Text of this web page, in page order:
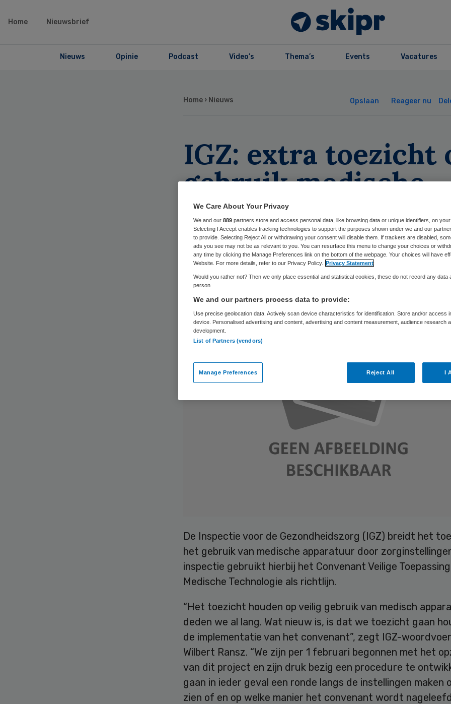
Home Nieuwsbrief
Nieuws Opinie Podcast Video’s Thema’s Events Vacatures
Home › Nieuws Opslaan Reageer nu
IGZ: extra toezicht
gebruik medische
apparatuur
Ingrid Grutters 15 februari 2013 ,14:17 57 keer gelezen
De Inspectie voor de Gezondheidszorg (IGZ) breidt het
het gebruik van medische apparatuur door
inspectie gebruikt hierbij het Convenant Veilige Toepassing
Medische Technologie als richtlijn.
“Het toezicht houden op veilig gebruik van medisch
deden we al lang. Wat nieuw is, is dat we toezicht gaan
de implementatie van het convenant”, zegt IGZ-
Wilbert Ransz. “We zijn per 1 februari begonnen met het
van dit project en zijn druk bezig een procedure te
gaan in ieder geval een ronde langs de instellingen maken
zien of en op welke manier het convenant wordt
We Care About Your Privacy
We and our 889 partners store and access personal data, like browsing data or unique identifiers, on your
Selecting I Accept enables tracking technologies to support the purposes shown under we and our
to provide. Selecting Reject All or withdrawing your consent will disable them. If trackers are disabled,
ads you see may not be as relevant to you. You can resurface this menu to change your choices or
any time by clicking the Manage Preferences link on the bottom of the webpage. Your choices will have
Website. For more details, refer to our Privacy Policy.
Privacy Statement
Would you rather not? Then we only place essential and statistical cookies, these do not record any data
person
We and our partners process data to provide:
Use precise geolocation data. Actively scan device characteristics for identification. Store and/or access
device. Personalised advertising and content, advertising and content measurement, audience research
development.
List of Partners (vendors)
Manage Preferences Reject All I